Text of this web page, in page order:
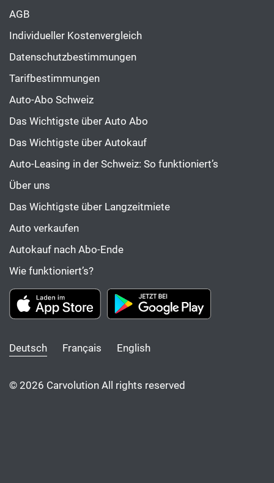
AGB
Individueller Kostenvergleich
Datenschutzbestimmungen
Tarifbestimmungen
Auto-Abo Schweiz
Das Wichtigste über Auto Abo
Das Wichtigste über Autokauf
Auto-Leasing in der Schweiz: So funktioniert’s
Über uns
Das Wichtigste über Langzeitmiete
Auto verkaufen
Autokauf nach Abo-Ende
Wie funktioniert’s?
Deutsch Français English
© 2026 Carvolution All rights reserved